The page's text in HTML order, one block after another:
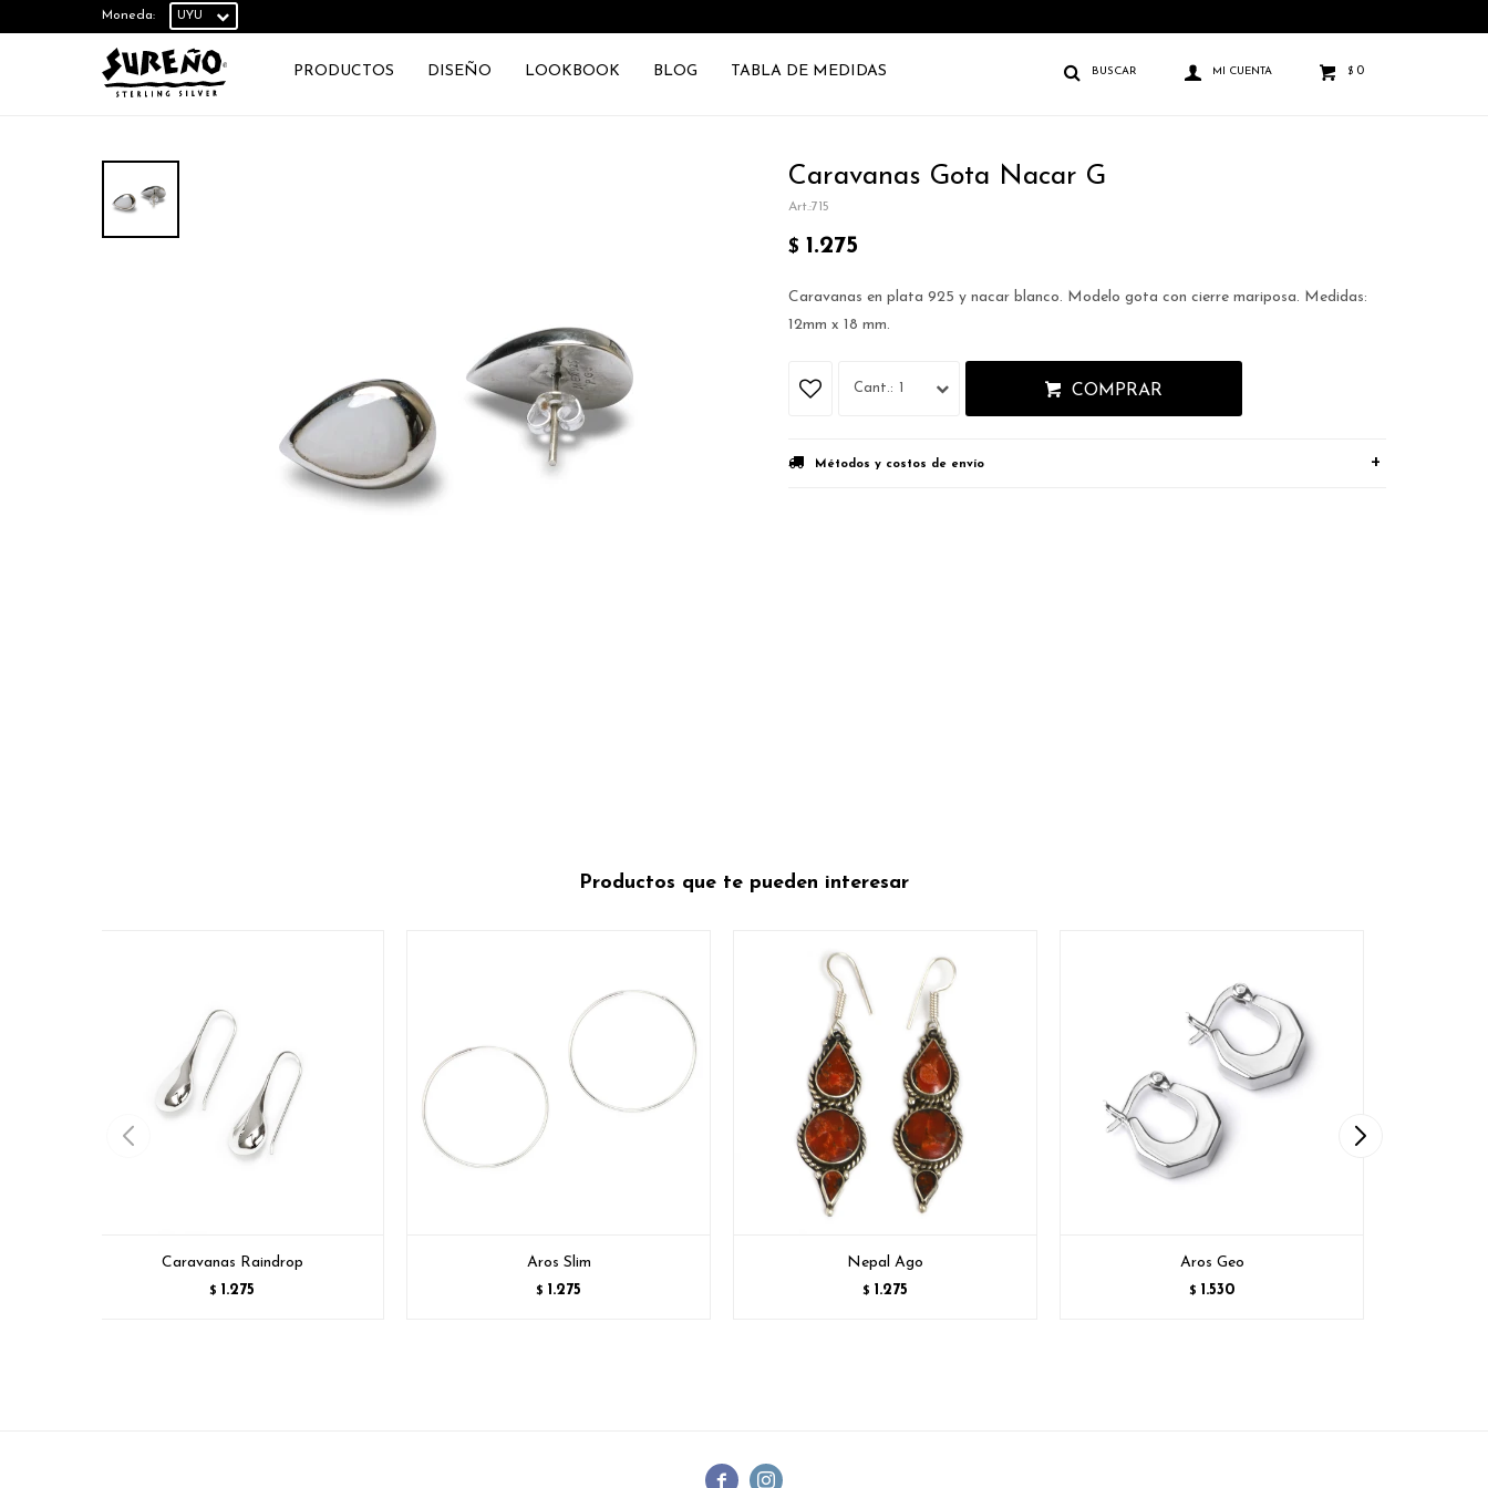
PRODUCTOS DISEÑO LOOKBOOK BLOG TABLA DE MEDIDAS $ 0
Moneda:
Caravanas Gota Nacar G
715
$ 1.275
Caravanas en plata 925 y nacar blanco. Modelo gota con cierre mariposa. Medidas:
12mm x 18 mm.
1 COMPRAR
Métodos y costos de envío
Productos que te pueden interesar
Caravanas Raindrop
$ 1.275
Aros Slim
$ 1.275
Nepal Ago
$ 1.275
Aros Geo
$ 1.530
 